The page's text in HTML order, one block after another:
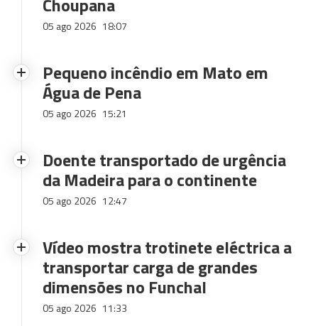
05 ago 2026 18:07
Pequeno incêndio em Mato em
Água de Pena
05 ago 2026 15:21
Doente transportado de urgência
da Madeira para o continente
05 ago 2026 12:47
Vídeo mostra trotinete eléctrica a
transportar carga de grandes
dimensões no Funchal
05 ago 2026 11:33